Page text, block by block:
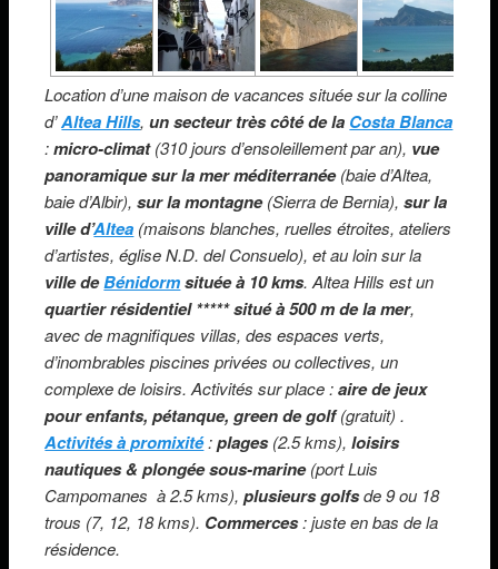
Location d’une maison de vacances située sur la colline
d’Altea Hills,un secteur très côté de la Costa Blanca
:micro-climat(310 jours d’ensoleillement par an), vue
panoramique sur la mer méditerranée(baie d’Altea,
baie d’Albir),sur la montagne(Sierra de Bernia),sur la
ville d’Altea (maisons blanches, ruelles étroites, ateliers
d’artistes, église N.D. del Consuelo), et au loin sur la
ville deBénidormsituée à 10 kms. Altea Hills est un
quartier résidentiel ***** situé à 500 m de la mer,
avec de magnifiques villas, des espaces verts,
d’inombrables piscines privées ou collectives, un
complexe de loisirs. Activités sur place :aire dejeux
pour enfants, pétanque, green de golf(gratuit) .
Activités à promixité:plages(2.5 kms),loisirs
nautiques & plongée sous-marine(port Luis
Campomanes à 2.5 kms),plusieurs golfsde 9 ou 18
trous (7, 12, 18 kms). Commerces: juste en bas de la
résidence.